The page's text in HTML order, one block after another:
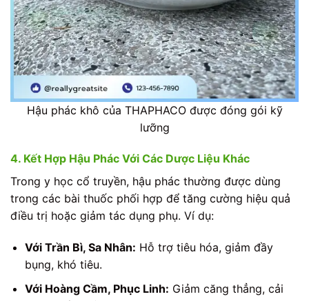
Hậu phác khô của THAPHACO được đóng gói kỹ
lưỡng
4. Kết Hợp Hậu Phác Với Các Dược Liệu Khác
Trong y học cổ truyền, hậu phác thường được dùng
trong các bài thuốc phối hợp để tăng cường hiệu quả
điều trị hoặc giảm tác dụng phụ. Ví dụ:
Với Trần Bì, Sa Nhân: Hỗ trợ tiêu hóa, giảm đầy
bụng, khó tiêu.
Với Hoàng Cầm, Phục Linh: Giảm căng thẳng, cải